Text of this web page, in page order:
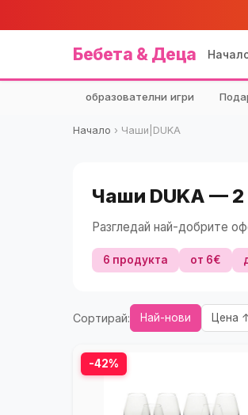
Бебета & Деца
образователни игри
Начало › Чаши|DUKA
Чаши DUKA —
Разгледай най-добрите
6 продукта от 6€
Сортирай: Най-нови Цена
-42%